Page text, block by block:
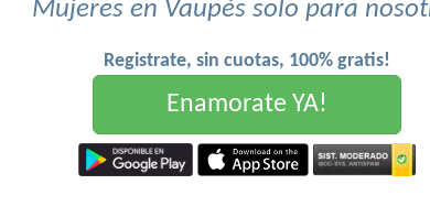
Mujeres en Vaupés solo para
Registrate, sin cuotas, 100% gratis!
Enamorate YA!